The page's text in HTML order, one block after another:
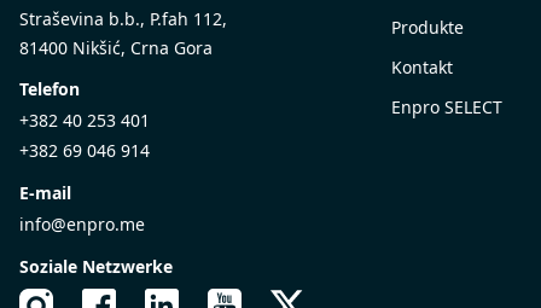
Straševina b.b., P.fah 112,
81400 Nikšić, Crna Gora
Telefon
+382 40 253 401
+382 69 046 914
E-mail
info@enpro.me
Soziale Netzwerke
Produkte
Kontakt
Enpro SELECT